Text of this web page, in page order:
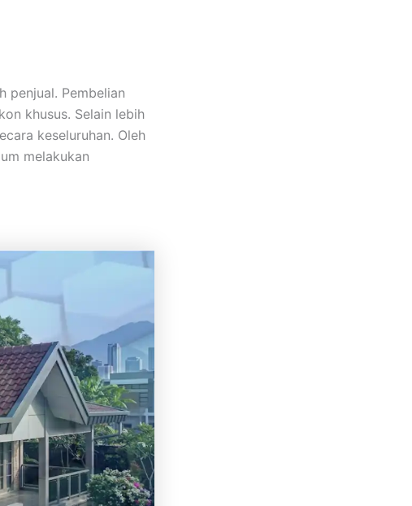
penjual. Pembelian
khusus. Selain lebih
keseluruhan. Oleh
melakukan